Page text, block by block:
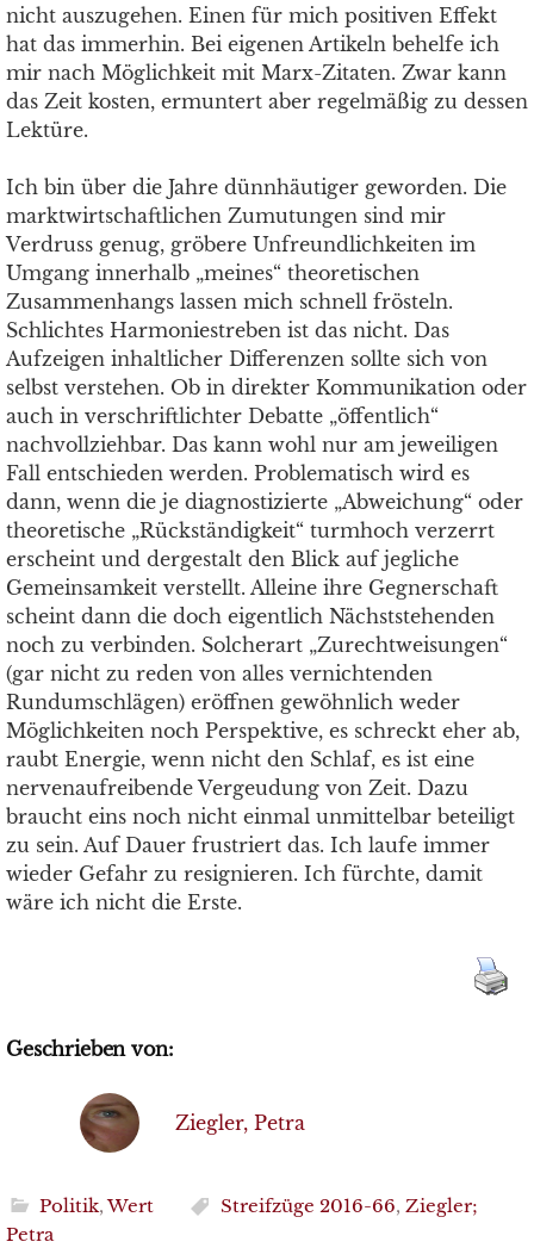
nicht auszugehen. Einen für mich positiven Effekt
hat das immerhin. Bei eigenen Artikeln behelfe ich
mir nach Möglichkeit mit Marx-Zitaten. Zwar kann
das Zeit kosten, ermuntert aber regelmäßig zu dessen
Lektüre.
Ich bin über die Jahre dünnhäutiger geworden. Die
marktwirtschaftlichen Zumutungen sind mir
Verdruss genug, gröbere Unfreundlichkeiten im
Umgang innerhalb „meines“ theoretischen
Zusammenhangs lassen mich schnell frösteln.
Schlichtes Harmoniestreben ist das nicht. Das
Aufzeigen inhaltlicher Differenzen sollte sich von
selbst verstehen. Ob in direkter Kommunikation oder
auch in verschriftlichter Debatte „öffentlich“
nachvollziehbar. Das kann wohl nur am jeweiligen
Fall entschieden werden. Problematisch wird es
dann, wenn die je diagnostizierte „Abweichung“ oder
theoretische „Rückständigkeit“ turmhoch verzerrt
erscheint und dergestalt den Blick auf jegliche
Gemeinsamkeit verstellt. Alleine ihre Gegnerschaft
scheint dann die doch eigentlich Nächststehenden
noch zu verbinden. Solcherart „Zurechtweisungen“
(gar nicht zu reden von alles vernichtenden
Rundumschlägen) eröffnen gewöhnlich weder
Möglichkeiten noch Perspektive, es schreckt eher ab,
raubt Energie, wenn nicht den Schlaf, es ist eine
nervenaufreibende Vergeudung von Zeit. Dazu
braucht eins noch nicht einmal unmittelbar beteiligt
zu sein. Auf Dauer frustriert das. Ich laufe immer
wieder Gefahr zu resignieren. Ich fürchte, damit
wäre ich nicht die Erste.
Geschrieben von:
Ziegler, Petra
Politik,Wert Streifzüge 2016-66, Ziegler;
Petra